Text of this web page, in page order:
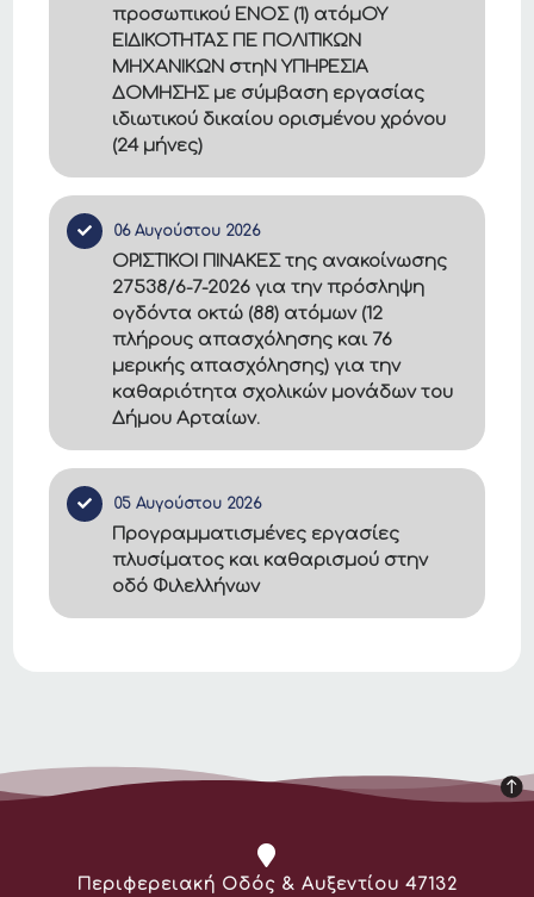
προσωπικού ΕΝΟΣ (1) ατόμΟΥ
ΕΙΔΙΚΟΤΗΤΑΣ ΠΕ ΠΟΛΙΤΙΚΩΝ
ΜΗΧΑΝΙΚΩΝ στηΝ ΥΠΗΡΕΣΙΑ
ΔΟΜΗΣΗΣ με σύμβαση εργασίας
ιδιωτικού δικαίου ορισμένου χρόνου
(24 μήνες)
06 Αυγούστου 2026
ΟΡΙΣΤΙΚΟΙ ΠΙΝΑΚΕΣ της ανακοίνωσης
27538/6-7-2026 για την πρόσληψη
ογδόντα οκτώ (88) ατόμων (12
πλήρους απασχόλησης και 76
μερικής απασχόλησης) για την
καθαριότητα σχολικών μονάδων του
Δήμου Αρταίων.
05 Αυγούστου 2026
Προγραμματισμένες εργασίες
πλυσίματος και καθαρισμού στην
οδό Φιλελλήνων
Διεύθυνση:
Περιφερειακή Οδός & Αυξεντίου 47132